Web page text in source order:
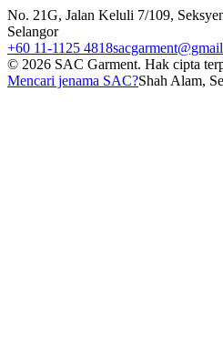
No. 21G, Jalan Keluli 7/109,
Selangor
+60 11-1125 4818
© 2026 SAC Garment. Hak cipta
Mencari jenama SAC?Shah Alam,